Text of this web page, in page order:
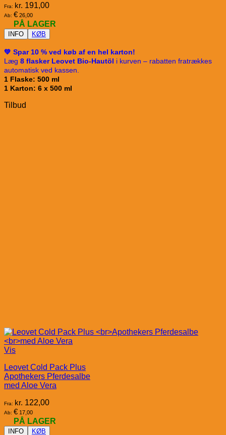
Fra: kr. 191,00
Ab: € 26,00
PÅ LAGER
INFO KØB
💚 Spar 10 % ved køb af en hel karton!
Læg 8 flasker Leovet Bio-Hautöl i kurven – rabatten fratrækkes
automatisk ved kassen.
1 Flaske: 500 ml
1 Karton: 6 x 500 ml
Tilbud
Vis
Leovet Cold Pack Plus
Apothekers Pferdesalbe
med Aloe Vera
Fra: kr. 122,00
Ab: € 17,00
PÅ LAGER
INFO KØB